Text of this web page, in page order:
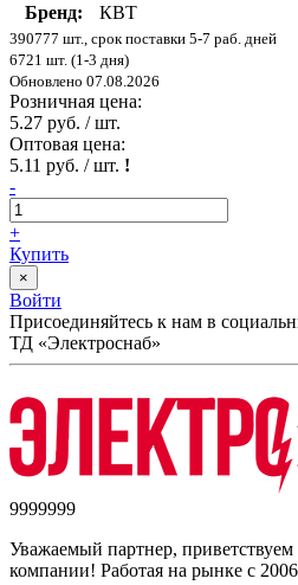
Бренд:
КВТ
390777 шт., срок поставки 5-7 раб. дней
6721 шт. (1-3 дня)
Обновлено 07.08.2026
Розничная цена:
5.27 руб. / шт.
Оптовая цена:
5.11 руб. / шт. !
-
+
Купить
×
Войти
Присоединяйтесь к нам в
ТД «Электроснаб»
9999999
Уважаемый партнер,
компании! Работая на рынке с